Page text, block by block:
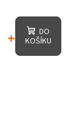
+
DO
KOŠÍKU